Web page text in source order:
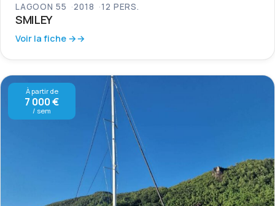
LAGOON 55 2018 12 PERS.
SMILEY
Voir la fiche →
À partir de
7 000 €
/ sem